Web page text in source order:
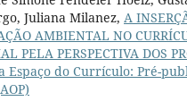
Juliana Milanez, A
AMBIENTAL NO
PELA PERSPECTIVA DOS
Espaço do Currículo: Pré-